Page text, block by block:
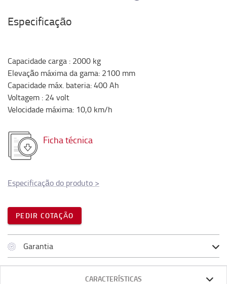
Especificação
Capacidade carga : 2000 kg
Elevação máxima da gama: 2100 mm
Capacidade máx. bateria:400Ah
Voltagem : 24volt
Velocidade máxima: 10,0 km/h
Ficha técnica
Especificação do produto >
PEDIR COTAÇÃO
Garantia
CARACTERÍSTICAS